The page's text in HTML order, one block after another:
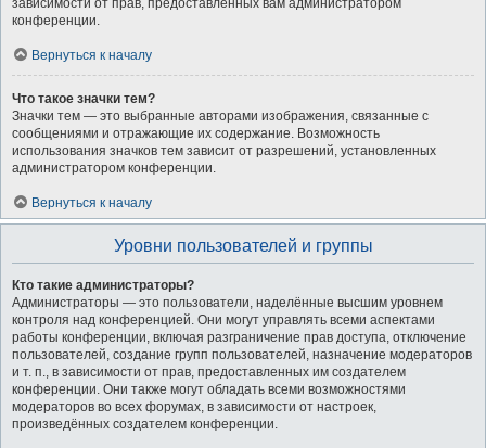
зависимости от прав, предоставленных вам администратором
конференции.
Вернуться к началу
Что такое значки тем?
Значки тем — это выбранные авторами изображения, связанные с
сообщениями и отражающие их содержание. Возможность
использования значков тем зависит от разрешений, установленных
администратором конференции.
Вернуться к началу
Уровни пользователей и группы
Кто такие администраторы?
Администраторы — это пользователи, наделённые высшим уровнем
контроля над конференцией. Они могут управлять всеми аспектами
работы конференции, включая разграничение прав доступа, отключение
пользователей, создание групп пользователей, назначение модераторов
и т. п., в зависимости от прав, предоставленных им создателем
конференции. Они также могут обладать всеми возможностями
модераторов во всех форумах, в зависимости от настроек,
произведённых создателем конференции.